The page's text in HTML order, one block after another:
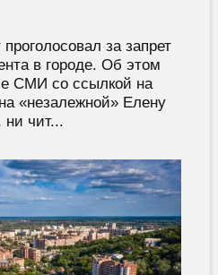
за запрет
в городе. Об этом
СМИ со ссылкой на
«незалежной» Елену
ни чит...